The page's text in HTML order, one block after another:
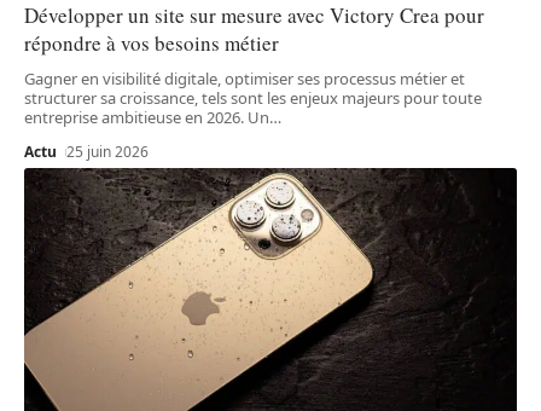
Développer un site sur mesure avec Victory Crea pour
répondre à vos besoins métier
Gagner en visibilité digitale, optimiser ses processus métier et
structurer sa croissance, tels sont les enjeux majeurs pour toute
entreprise ambitieuse en 2026. Un…
Actu 25 juin 2026